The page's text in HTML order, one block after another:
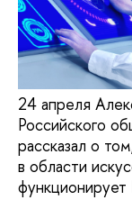
24 апреля
Российского
рассказал о
в области